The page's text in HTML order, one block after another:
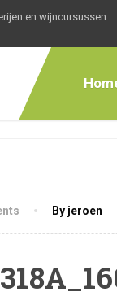
en wijncursussen
By jeroen